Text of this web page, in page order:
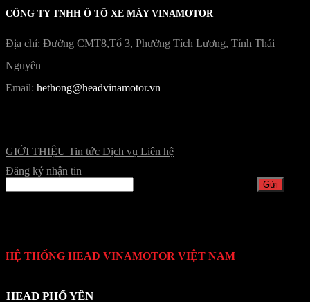
CÔNG TY TNHH Ô TÔ XE MÁY VINAMOTOR
Địa chỉ: Đường CMT8,Tổ 3, Phường Tích Lương, Tỉnh Thái
Nguyên
Email: hethong@headvinamotor.vn
GIỚI THIỆU Tin tức Dịch vụ Liên hệ
Đăng ký nhận tin
HỆ THỐNG HEAD VINAMOTOR VIỆT NAM
HEAD PHỔ YÊN